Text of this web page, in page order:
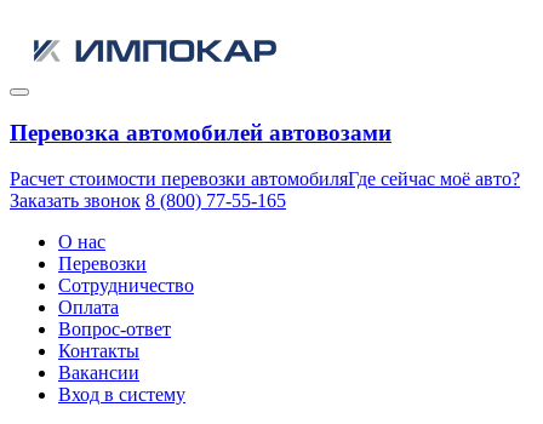
Перевозка автомобилей автовозами
Расчет стоимости перевозки автомобиляГде сейчас моё авто?
Заказать звонок 8 (800) 77-55-165
О нас
Перевозки
Сотрудничество
Оплата
Вопрос-ответ
Контакты
Вакансии
Вход в систему